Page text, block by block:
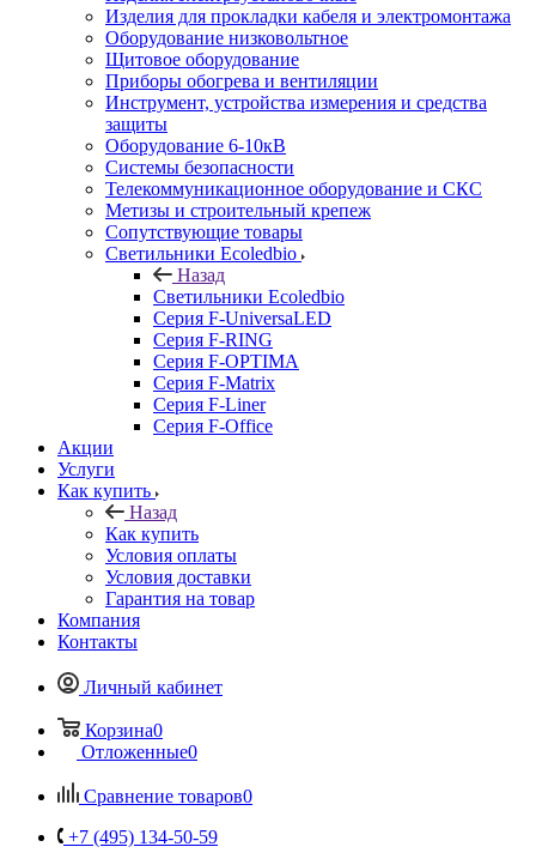
Изделия для прокладки кабеля и электромонтажа
Оборудование низковольтное
Щитовое оборудование
Приборы обогрева и вентиляции
Инструмент, устройства измерения и средства
защиты
Оборудование 6-10кВ
Системы безопасности
Телекоммуникационное оборудование и СКС
Метизы и строительный крепеж
Сопутствующие товары
Светильники Ecoledbio
Назад
Светильники Ecoledbio
Серия F-UniversaLED
Серия F-RING
Серия F-OPTIMA
Серия F-Matrix
Серия F-Liner
Серия F-Office
Акции
Услуги
Как купить
Назад
Как купить
Условия оплаты
Условия доставки
Гарантия на товар
Компания
Контакты
Личный кабинет
Корзина0
Отложенные0
Сравнение товаров0
+7 (495) 134-50-59